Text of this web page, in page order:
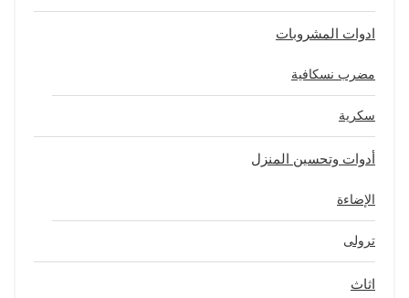
ادوات المشروبات
مضرب نسكافية
سكرية
أدوات وتحسين المنزل
الإضاءة
ترولى
اثاث